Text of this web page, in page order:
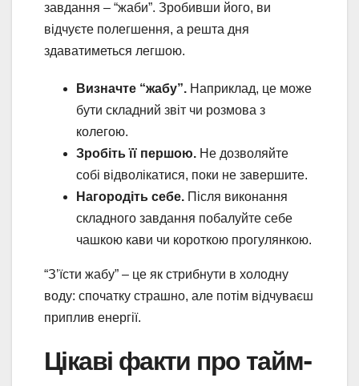
завдання – “жаби”. Зробивши його, ви
відчуєте полегшення, а решта дня
здаватиметься легшою.
Визначте “жабу”. Наприклад, це може
бути складний звіт чи розмова з
колегою.
Зробіть її першою. Не дозволяйте
собі відволікатися, поки не завершите.
Нагородіть себе. Після виконання
складного завдання побалуйте себе
чашкою кави чи короткою прогулянкою.
“З’їсти жабу” – це як стрибнути в холодну
воду: спочатку страшно, але потім відчуваєш
приплив енергії.
Цікаві факти про тайм-